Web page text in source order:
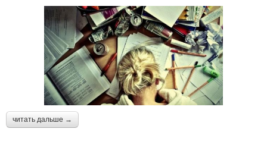
читать дальше →